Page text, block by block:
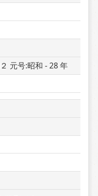
元号:昭和 - 28 年